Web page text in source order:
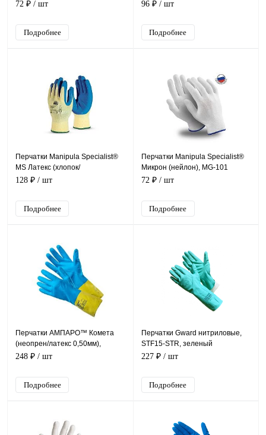
72 ₽ / шт
Подробнее
(полиэфир+полиуретан), MG-
96 ₽ / шт
Подробнее
Перчатки Manipula Specialist®
MS Латекс (хлопок/
полиэфир+латекс), MS 010/MS-
128 ₽ / шт
Подробнее
Перчатки Manipula Specialist®
Микрон (нейлон), MG-101
72 ₽ / шт
Подробнее
Перчатки АМПАРО™ Комета
(неопрен/латекс 0,50мм),
457415
248 ₽ / шт
Подробнее
Перчатки Gward нитриловые,
STF15-STR, зеленый
227 ₽ / шт
Подробнее